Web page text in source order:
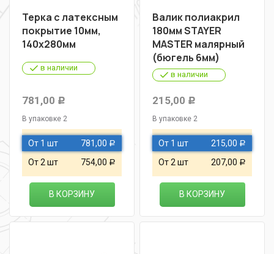
Терка с латексным
покрытие 10мм,
140х280мм
в наличии
781,00 Р
В упаковке 2
От 1 шт 781,00 Р
От 2 шт 754,00 Р
В КОРЗИНУ
Валик полиакрил
180мм STAYER
MASTER малярный
(бюгель 6мм)
в наличии
215,00 Р
В упаковке 2
От 1 шт 215,00 Р
От 2 шт 207,00 Р
В КОРЗИНУ